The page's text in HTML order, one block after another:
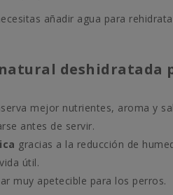
añadir agua para
deshidratada
mejor nutrientes, aroma y
antes de servir.
gracias a la reducción de
útil.
muy apetecible para los perros.